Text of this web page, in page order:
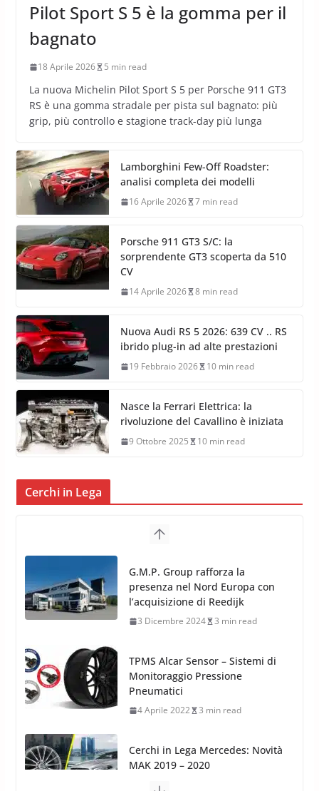
Pilot Sport S 5 è la gomma per il
bagnato
18 Aprile 2026 5 min read
La nuova Michelin Pilot Sport S 5 per Porsche 911 GT3
RS è una gomma stradale per pista sul bagnato: più
grip, più controllo e stagione track-day più lunga
Lamborghini Few-Off Roadster:
analisi completa dei modelli
16 Aprile 2026 7 min read
Porsche 911 GT3 S/C: la
sorprendente GT3 scoperta da 510
CV
14 Aprile 2026 8 min read
Nuova Audi RS 5 2026: 639 CV .. RS
ibrido plug-in ad alte prestazioni
19 Febbraio 2026 10 min read
Nasce la Ferrari Elettrica: la
rivoluzione del Cavallino è iniziata
9 Ottobre 2025 10 min read
Cerchi in Lega
TPMS Alcar Sensor – Sistemi di
Monitoraggio Pressione
Pneumatici
4 Aprile 2022 3 min read
Cerchi in Lega Mercedes: Novità
MAK 2019 – 2020
16 Settembre 2019
MAK FIVESTAR (2019)
24 Luglio 2019 1 min read